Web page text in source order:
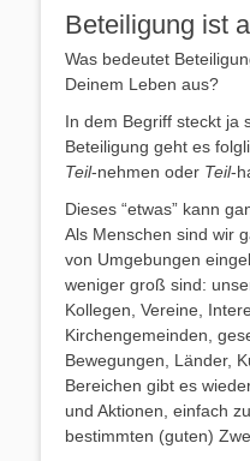
Beteiligung ist
Was bedeutet
Deinem Leben aus?
In dem Begriff steckt ja
Beteiligung geht es
Teil-nehmen oder Teil-
Dieses “etwas” kann
Als Menschen sind wir
von Umgebungen
weniger groß sind:
Kollegen, Vereine,
Kirchengemeinden,
Bewegungen, Länder,
Bereichen gibt es
und Aktionen, einfach
bestimmten (guten)